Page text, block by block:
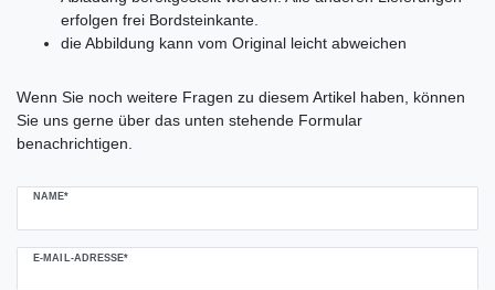
erfolgen frei Bordsteinkante.
die Abbildung kann vom Original leicht abweichen
Wenn Sie noch weitere Fragen zu diesem Artikel haben, können
Sie uns gerne über das unten stehende Formular
benachrichtigen.
NAME*
E-MAIL-ADRESSE*